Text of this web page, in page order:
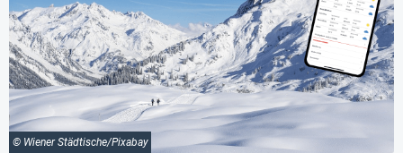
© Wiener Städtische/Pixabay